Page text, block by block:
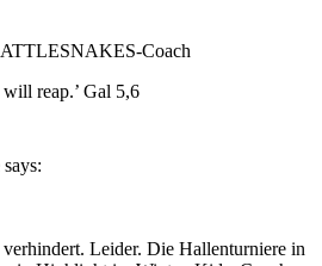
Coach
will reap.’ Gal 5,6
says:
Leider. Die Hallenturniere in